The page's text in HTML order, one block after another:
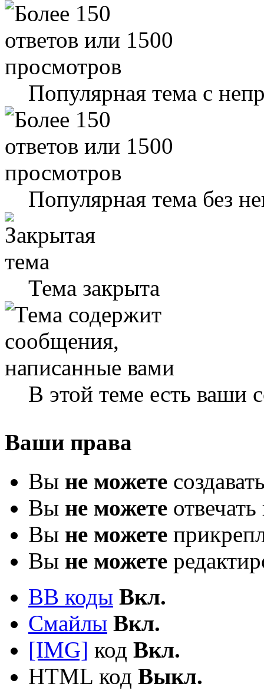
Популярная тема с
Популярная тема без
Тема закрыта
В этой теме есть ваши
Ваши права
Вы не можете
Вы не можете
Вы не можете
Вы не можете
BB коды Вкл.
Смайлы Вкл.
[IMG] код Вкл.
HTML код Выкл.